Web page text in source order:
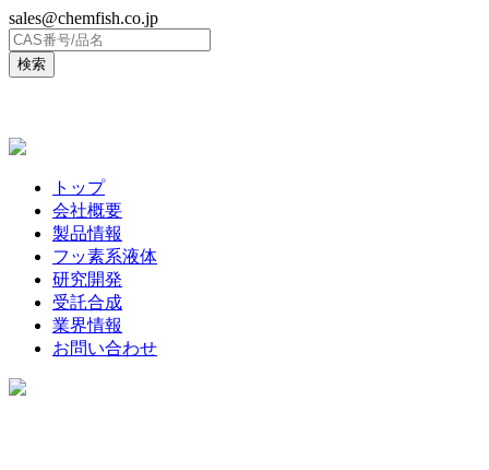
sales@chemfish.co.jp
トップ
会社概要
製品情報
フッ素系液体
研究開発
受託合成
業界情報
お問い合わせ